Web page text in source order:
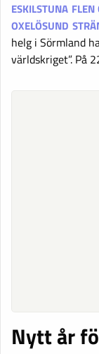
ESKILSTUNA FLEN
OXELÖSUND
helg i Sörmland
världskriget”. På
Nytt år